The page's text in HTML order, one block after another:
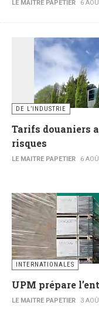
LE MAITRE PAPETIER 6
DE L’INDUSTRIE
Tarifs douaniers
risques
LE MAITRE PAPETIER 6
INTERNATIONALES
UPM prépare
LE MAITRE PAPETIER 3